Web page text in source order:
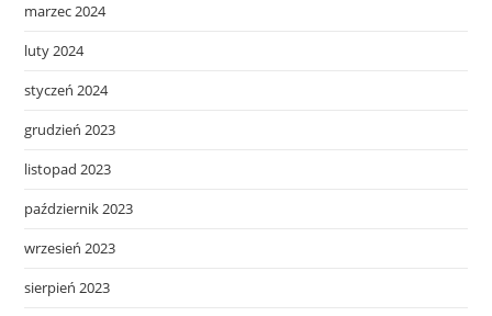
marzec 2024
luty 2024
styczeń 2024
grudzień 2023
listopad 2023
październik 2023
wrzesień 2023
sierpień 2023